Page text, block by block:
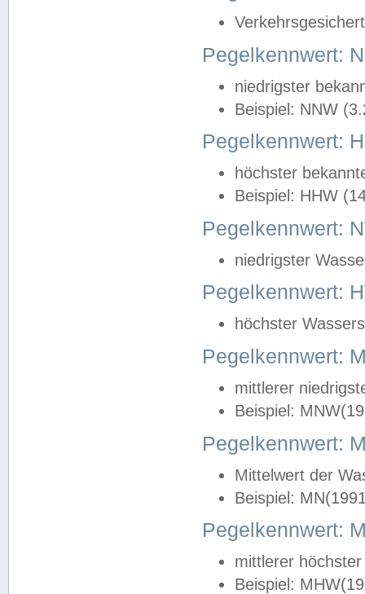
Pegelkennwert:
niedrigster
Beispiel: NNW
Pegelkennwert:
höchster
Beispiel: HHW
Pegelkennwert:
niedrigster
Pegelkennwert:
höchster
Pegelkennwert:
mittlerer
Beispiel:
Pegelkennwert:
Mittelwert der
Beispiel:
Pegelkennwert:
mittlerer
Beispiel: